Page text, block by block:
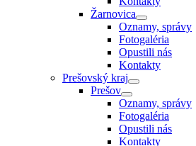
Žarnovica
Oznamy, správy
Fotogaléria
Opustili nás
Kontakty
Prešovský kraj
Prešov
Oznamy, správy
Fotogaléria
Opustili nás
Kontakty